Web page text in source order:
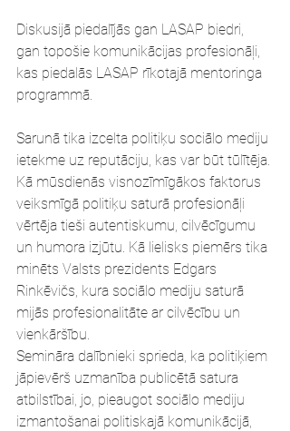
Diskusijā piedalījās gan LASAP biedri,
gan topošie komunikācijas profesionāļi,
kas piedalās LASAP rīkotajā mentoringa
programmā.
Sarunā tika izcelta politiķu sociālo mediju
ietekme uz reputāciju, kas var būt tūlītēja.
Kā mūsdienās visnozīmīgākos faktorus
veiksmīgā politiķu saturā profesionāļi
vērtēja tieši autentiskumu, cilvēcīgumu
un humora izjūtu. Kā lielisks piemērs tika
minēts Valsts prezidents Edgars
Rinkēvičs, kura sociālo mediju saturā
mijās profesionalitāte ar cilvēcību un
vienkāršību.
Semināra dalībnieki sprieda, ka politiķiem
jāpievērš uzmanība publicētā satura
atbilstībai, jo, pieaugot sociālo mediju
izmantošanai politiskajā komunikācijā,